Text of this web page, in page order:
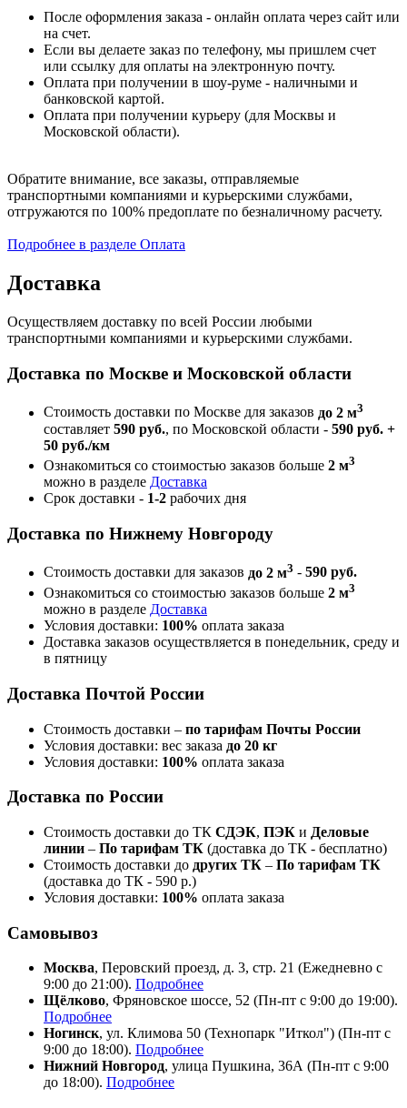
После оформления заказа - онлайн оплата через сайт или
на счет.
Если вы делаете заказ по телефону, мы пришлем счет
или ссылку для оплаты на электронную почту.
Оплата при получении в шоу-руме - наличными и
банковской картой.
Оплата при получении курьеру (для Москвы и
Московской области).
Обратите внимание, все заказы, отправляемые
транспортными компаниями и курьерскими службами,
отгружаются по 100% предоплате по безналичному расчету.
Подробнее в разделе Оплата
Доставка
Осуществляем доставку по всей России любыми
транспортными компаниями и курьерскими службами.
Доставка по Москве и Московской области
Стоимость доставки по Москве для заказов до 2 м3
составляет 590 руб., по Московской области - 590 руб. +
50 руб./км
Ознакомиться со стоимостью заказов больше 2 м3
можно в разделе Доставка
Срок доставки - 1-2 рабочих дня
Доставка по Нижнему Новгороду
Стоимость доставки для заказов до 2 м3 - 590 руб.
Ознакомиться со стоимостью заказов больше 2 м3
можно в разделе Доставка
Условия доставки: 100% оплата заказа
Доставка заказов осуществляется в понедельник, среду и
в пятницу
Доставка Почтой России
Стоимость доставки – по тарифам Почты России
Условия доставки: вес заказа до 20 кг
Условия доставки: 100% оплата заказа
Доставка по России
Стоимость доставки до ТК СДЭК, ПЭК и Деловые
линии – По тарифам ТК (доставка до ТК - бесплатно)
Стоимость доставки до других ТК – По тарифам ТК
(доставка до ТК - 590 р.)
Условия доставки: 100% оплата заказа
Самовывоз
Москва, Перовский проезд, д. 3, стр. 21 (Ежедневно с
9:00 до 21:00). Подробнее
Щёлково, Фряновское шоссе, 52 (Пн-пт с 9:00 до 19:00).
Подробнее
Ногинск, ул. Климова 50 (​Технопарк "Иткол") (Пн-пт с
9:00 до 18:00). Подробнее
Нижний Новгород, улица Пушкина, 36А (Пн-пт с 9:00
до 18:00). Подробнее